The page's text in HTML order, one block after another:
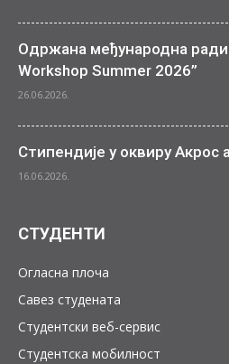
Одржана међународна
Workshop Summer 2026”
26.06.2026.
Стипендије у оквиру Акрос
16.06.2026.
СТУДЕНТИ
Огласна плоча
Савез студената
Студентски веб-сервис
Студентска мобилност